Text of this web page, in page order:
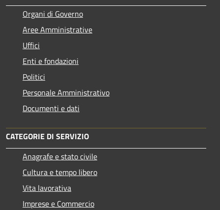
Organi di Governo
Aree Amministrative
Uffici
Enti e fondazioni
Politici
Personale Amministrativo
Documenti e dati
CATEGORIE DI SERVIZIO
Anagrafe e stato civile
Cultura e tempo libero
Vita lavorativa
Imprese e Commercio